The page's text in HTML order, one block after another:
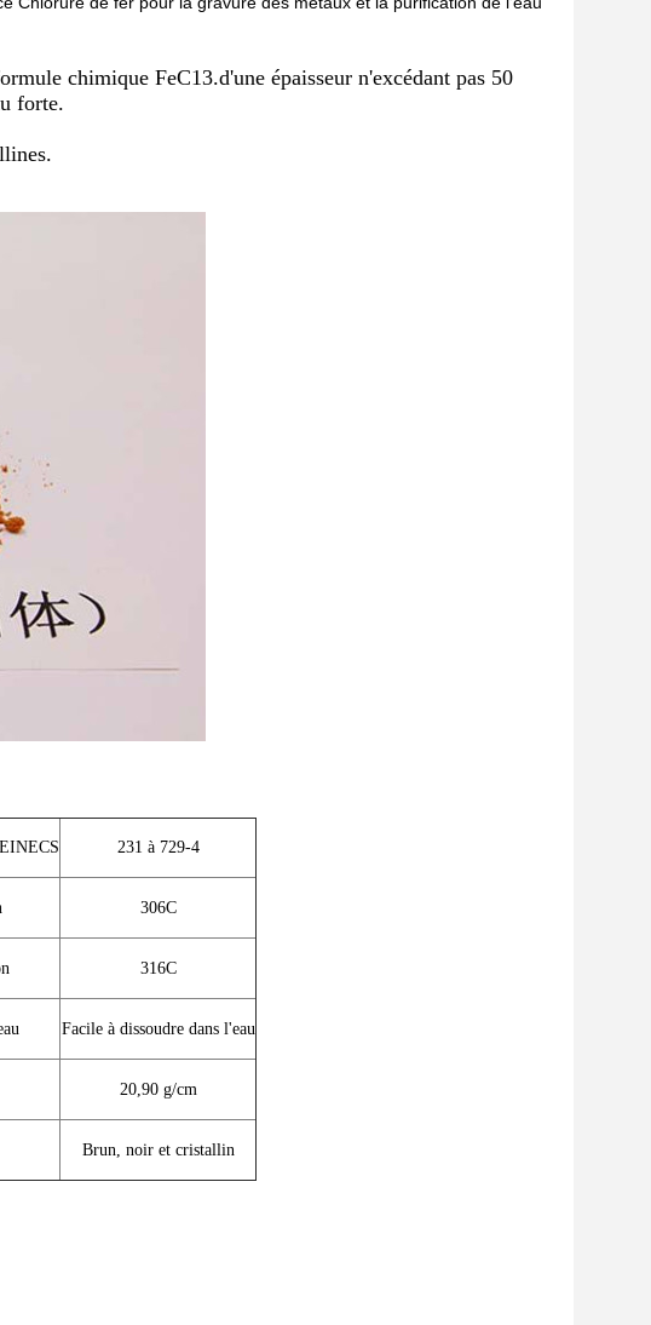
chimique FeC13.d'une épaisseur n'excédant pas 50
forte.
231 à 729-4
306C
316C
Facile à dissoudre dans l'eau
20,90 g/cm
Brun, noir et cristallin